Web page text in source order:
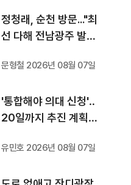
정청래, 순천 방문..."최
선 다해 전남광주 발전
문형철 2026년 08월 07일
'통합해야 의대 신청'‥
20일까지 추진 계획서
유민호 2026년 08월 07일